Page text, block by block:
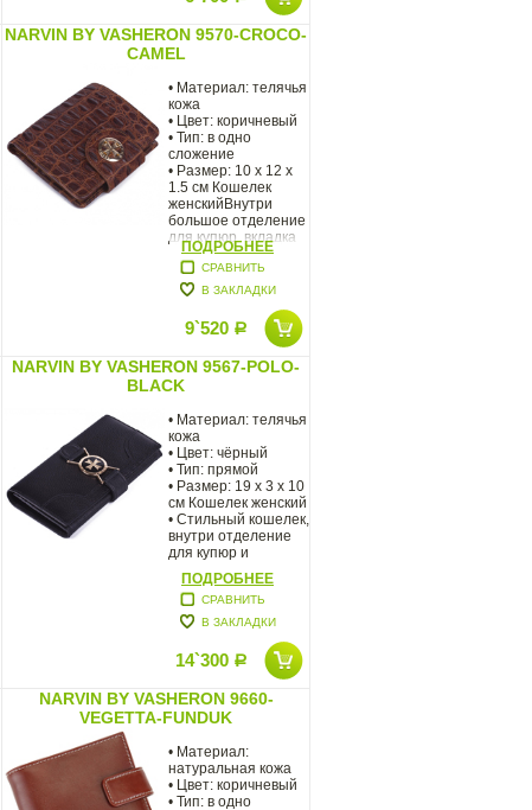
NARVIN BY VASHERON 9570-CROCO-
CAMEL
• Материал: телячья
кожа
• Цвет: коричневый
• Тип: в одно
сложение
• Размер: 10 x 12 x
1.5 см Кошелек
женскийВнутри
большое отделение
для купюр, вкладка
ПОДРОБНЕЕ
СРАВНИТЬ
В ЗАКЛАДКИ
9`520 Р
NARVIN BY VASHERON 9567-POLO-
BLACK
• Материал: телячья
кожа
• Цвет: чёрный
• Тип: прямой
• Размер: 19 x 3 x 10
см Кошелек женский
• Стильный кошелек,
внутри отделение
для купюр и
ПОДРОБНЕЕ
СРАВНИТЬ
В ЗАКЛАДКИ
14`300 Р
NARVIN BY VASHERON 9660-
VEGETTA-FUNDUK
• Материал:
натуральная кожа
• Цвет: коричневый
• Тип: в одно